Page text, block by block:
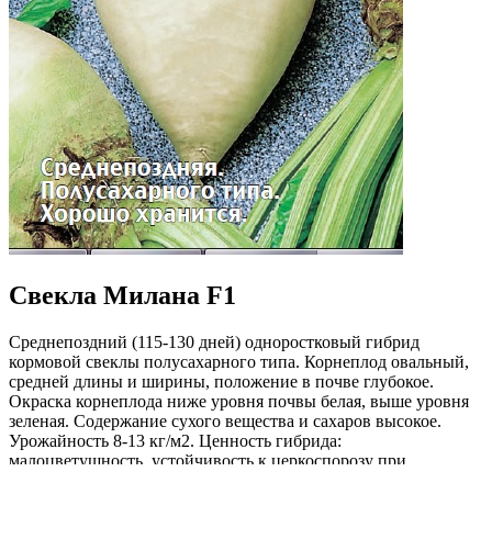
Свекла Милана F1
Среднепоздний (115-130 дней) одноростковый гибрид
кормовой свеклы полусахарного типа. Корнеплод овальный,
средней длины и ширины, положение в почве глубокое.
Окраска корнеплода ниже уровня почвы белая, выше уровня
зеленая. Содержание сухого вещества и сахаров высокое.
Урожайность 8-13 кг/м2. Ценность гибрида:
малоцветушность, устойчивость к церкоспорозу при